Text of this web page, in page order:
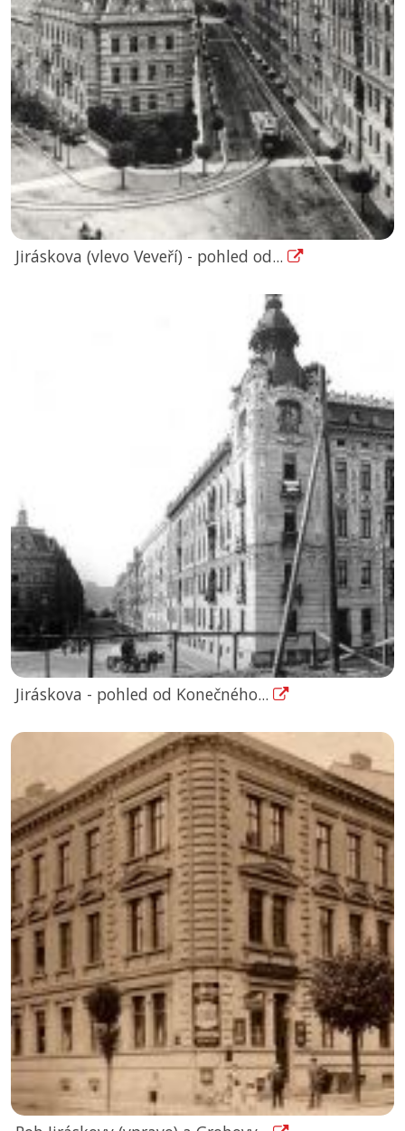
Jiráskova (vlevo Veveří) - pohled od...
Jiráskova - pohled od Konečného...